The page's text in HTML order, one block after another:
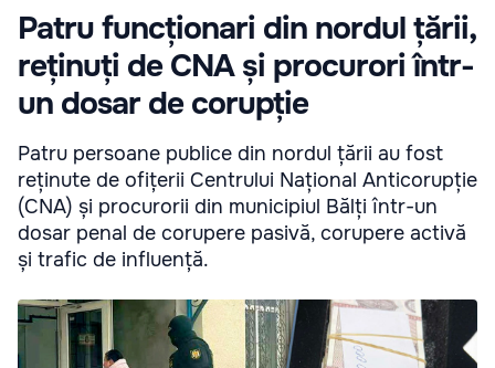
Patru funcționari din nordul țării,
reținuți de CNA și procurori într-
un dosar de corupție
Patru persoane publice din nordul țării au fost
reținute de ofițerii Centrului Național Anticorupție
(CNA) și procurorii din municipiul Bălți într-un
dosar penal de corupere pasivă, corupere activă
și trafic de influență.